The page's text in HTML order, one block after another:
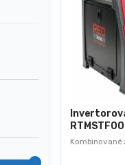
Kombinované
MIG MAG